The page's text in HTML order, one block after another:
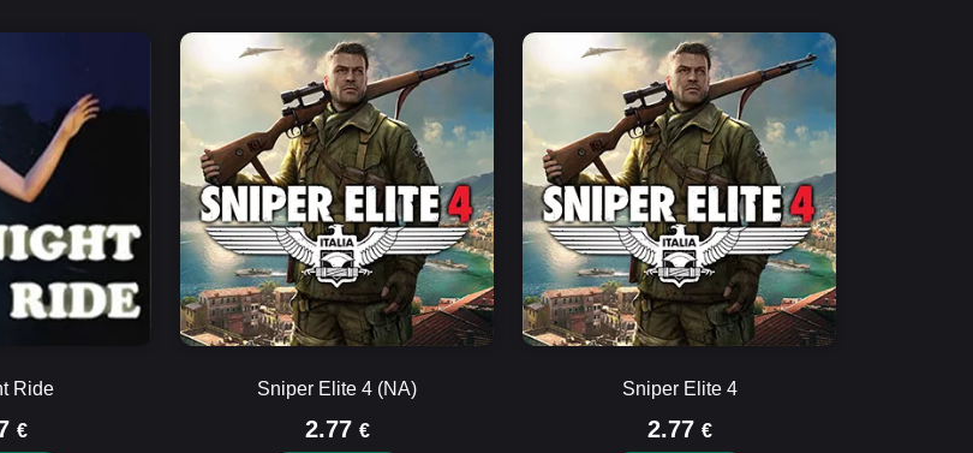
Ride
€
Sniper Elite 4 (NA)
2.77 €
Sniper Elite 4
2.77 €